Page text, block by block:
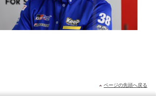
ページの先頭へ戻る